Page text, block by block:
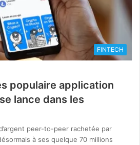
FINTECH
populaire application
lance dans les
peer-to-peer rachetée par
à ses quelque 70 millions